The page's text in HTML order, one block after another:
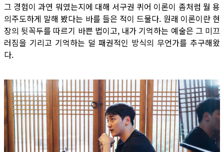
그 경험이 과연 뭐였는지에 대해 서구권 퀴어 이론이 좀처럼 뭘 용
의주도하게 말해 봤다는 바를 들은 적이 드물다. 원래 이론이란 현
장의 뒷꼭두를 따르기 바쁜 법이고, 내가 기억하는 예술은 그 미끄
러짐을 기리고 기억하는 덜 패권적인 방식의 무언가를 추구해왔
다.